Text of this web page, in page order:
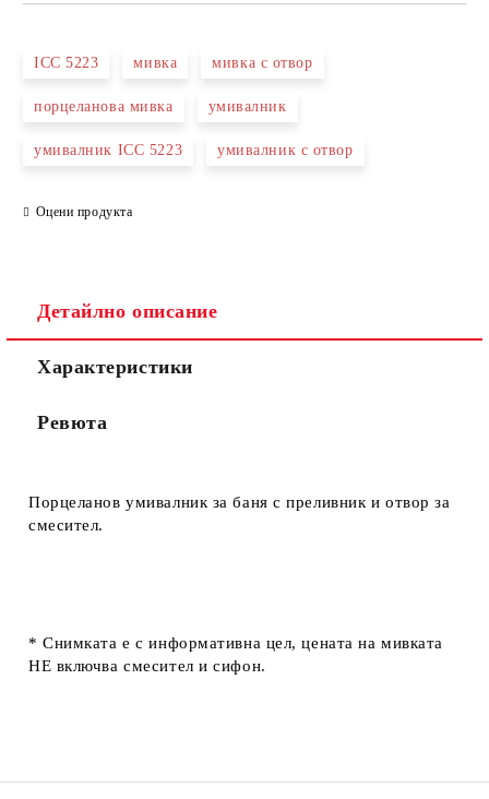
Ние ще се свържем с вас в рамките на работния ден.
ICC 5223 мивка мивка с отвор
порцеланова мивка умивалник
умивалник ICC 5223 умивалник с отвор
Оцени продукта
Детайлно описание
Характеристики
Ревюта
Порцеланов умивалник за баня с преливник и отвор за
смесител.
* Снимката е с информативна цел, цената на мивката
НЕ включва смесител и сифон.